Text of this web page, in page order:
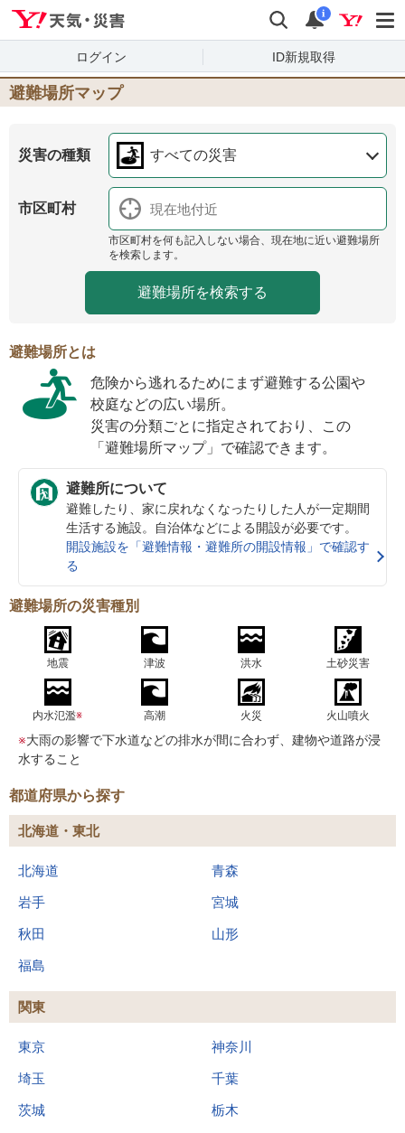
検索 通知
i
ログイン ID新規取得
避難場所マップ
災害の種類 すべての災害
市区町村
市区町村を何も記入しない場合、現在地に近い避難場所
を検索します。
避難場所とは
危険から逃れるためにまず避難する公園や
校庭などの広い場所。
災害の分類ごとに指定されており、この
「避難場所マップ」で確認できます。
避難所について
避難したり、家に戻れなくなったりした人が一定期間
生活する施設。自治体などによる開設が必要です。
開設施設を「避難情報・避難所の開設情報」で確認す
る
避難場所の災害種別
地震 津波 洪水 土砂災害
内水氾濫※ 高潮 火災 火山噴火
※大雨の影響で下水道などの排水が間に合わず、建物や道路が浸
水すること
都道府県から探す
北海道・東北
北海道 青森
岩手 宮城
秋田 山形
福島
関東
東京 神奈川
埼玉 千葉
茨城 栃木